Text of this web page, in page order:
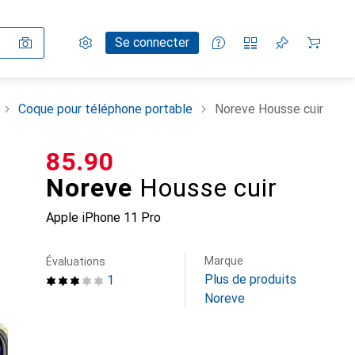
Paramètres
Compte clientSe connecter
Listes de comparaison
Listes d'envies
Panier
Coque pour téléphone portable Noreve Housse cuir
Noreve Housse cuir
Apple iPhone 11 Pro
CHF
85.90
1
Évaluations Marque
Plus de produits
Noreve